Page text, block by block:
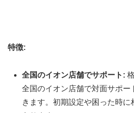
特徴:
全国のイオン店舗でサポート:
全国のイオン店舗で対面サポー
きます。初期設定や困った時に